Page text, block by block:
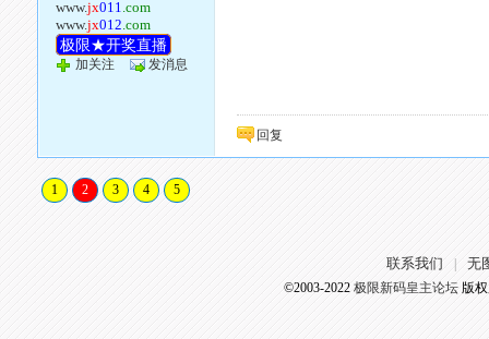
www.jx011.com
www.jx012.com
极限★开奖直播
加关注 发消息
回复
1 2 3 4 5
联系我们 无
©2003-2022 极限新码皇主论坛版权